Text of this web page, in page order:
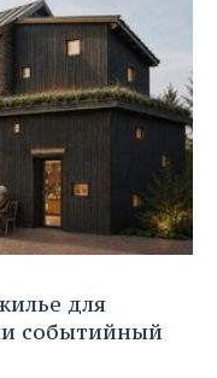
для
событийный